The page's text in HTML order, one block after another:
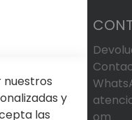
nuestros
y
las